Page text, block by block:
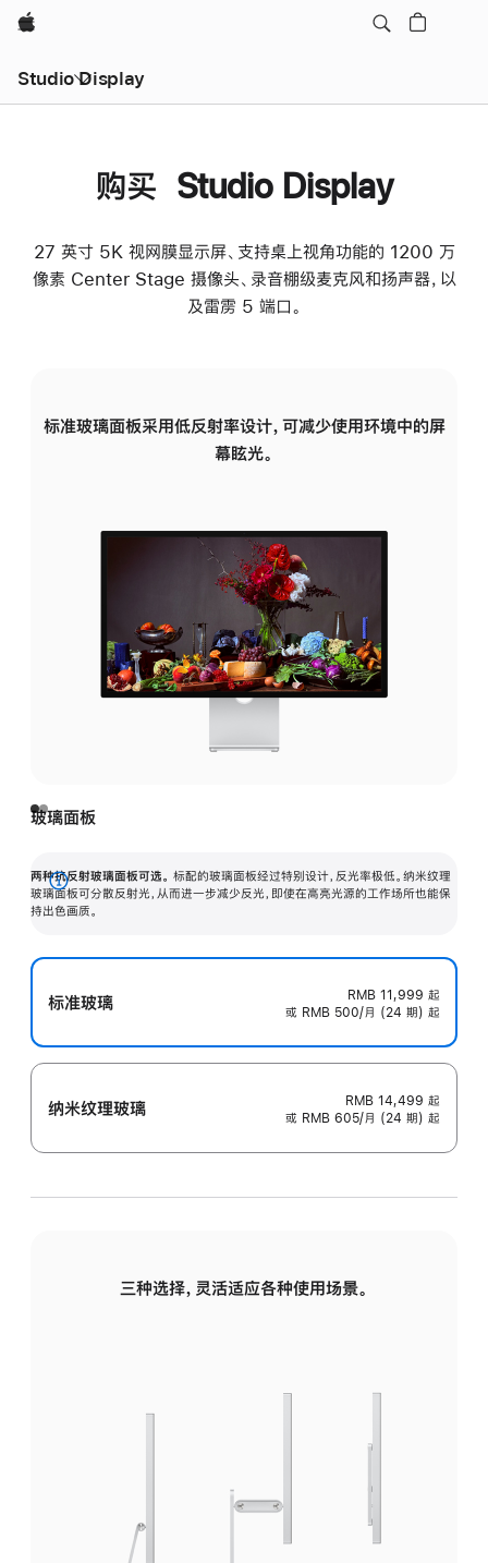
Apple
Studio Display
购买 Studio Display
27 英寸 5K 视网膜显示屏、支持桌上视角功能的 1200 万
像素 Center Stage 摄像头、录音棚级麦克风和扬声器，以
及雷雳 5 端口。
标准玻璃面板采用低反射率设计，可减少使用环境中的屏
幕眩光。
玻璃面板
两种抗反射玻璃面板可选。 标配的玻璃面板经过特别设计，反光率极低。纳米纹理
玻璃面板可分散反射光，从而进一步减少反光，即使在高亮光源的工作场所也能保
持出色画质。
展
开
标准玻璃 RMB 11,999 起
或 RMB 500/月 (24 期) 起
纳米纹理玻璃 RMB 14,499 起
或 RMB 605/月 (24 期) 起
三种选择，灵活适应各种使用场景。